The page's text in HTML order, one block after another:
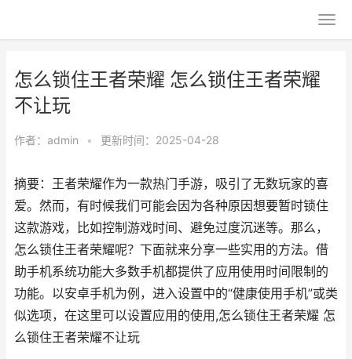
怎么锁住王者荣耀 怎么锁住王者荣耀
不让玩
作者： admin • 更新时间：2025-04-28
摘要：王者荣耀作为一款热门手游，吸引了无数玩家的喜
爱。然而，有时候我们可能会因为各种原因想要暂时锁住
这款游戏，比如控制游戏时间、避免过度沉迷等。那么，
怎么锁住王者荣耀呢？下面就来分享一些实用的方法。借
助手机系统功能大多数手机都提供了应用使用时间限制的
功能。以安卓手机为例，进入设置中的“健康使用手机”或类
似选项，在这里可以设置应用的使用,怎么锁住王者荣耀 怎
么锁住王者荣耀不让玩